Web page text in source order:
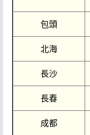
包頭
北海
長沙
長春
成都